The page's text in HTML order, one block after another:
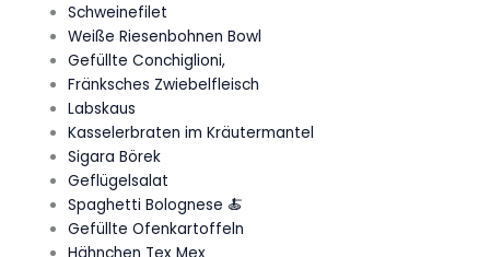
Schweinefilet
Weiße Riesenbohnen Bowl
Gefüllte Conchiglioni,
Fränksches Zwiebelfleisch
Labskaus
Kasselerbraten im Kräutermantel
Sigara Börek
Geflügelsalat
Spaghetti Bolognese 🍝
Gefüllte Ofenkartoffeln
Hähnchen Tex Mex